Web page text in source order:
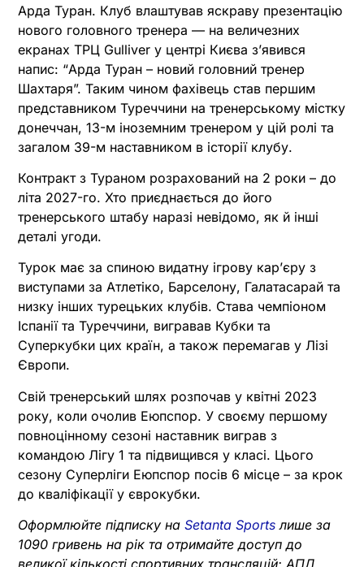
Арда Туран. Клуб влаштував яскраву презентацію
нового головного тренера — на величезних
екранах ТРЦ Gulliver у центрі Києва з’явився
напис: “Арда Туран – новий головний тренер
Шахтаря”. Таким чином фахівець став першим
представником Туреччини на тренерському містку
донеччан, 13-м іноземним тренером у цій ролі та
загалом 39-м наставником в історії клубу.
Контракт з Тураном розрахований на 2 роки – до
літа 2027-го. Хто приєднається до його
тренерського штабу наразі невідомо, як й інші
деталі угоди.
Турок має за спиною видатну ігрову кар’єру з
виступами за Атлетіко, Барселону, Галатасарай та
низку інших турецьких клубів. Става чемпіоном
Іспанії та Туреччини, вигравав Кубки та
Суперкубки цих країн, а також перемагав у Лізі
Європи.
Свій тренерський шлях розпочав у квітні 2023
року, коли очолив Еюпспор. У своєму першому
повноцінному сезоні наставник виграв з
командою Лігу 1 та підвищився у класі. Цього
сезону Суперліги Еюпспор посів 6 місце – за крок
до кваліфікації у єврокубки.
Оформлюйте підписку на Setanta Sports лише за
1090 гривень на рік та отримайте доступ до